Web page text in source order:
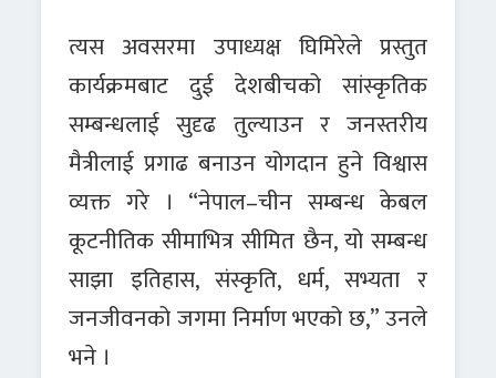
त्यस अवसरमा उपाध्यक्ष घिमिरेले प्रस्तुत
कार्यक्रमबाट दुई देशबीचको सांस्कृतिक
सम्बन्धलाई सुदृढ तुल्याउन र जनस्तरीय
मैत्रीलाई प्रगाढ बनाउन योगदान हुने विश्वास
व्यक्त गरे । “नेपाल–चीन सम्बन्ध केबल
कूटनीतिक सीमाभित्र सीमित छैन, यो सम्बन्ध
साझा इतिहास, संस्कृति, धर्म, सभ्यता र
जनजीवनको जगमा निर्माण भएको छ,” उनले
भने ।